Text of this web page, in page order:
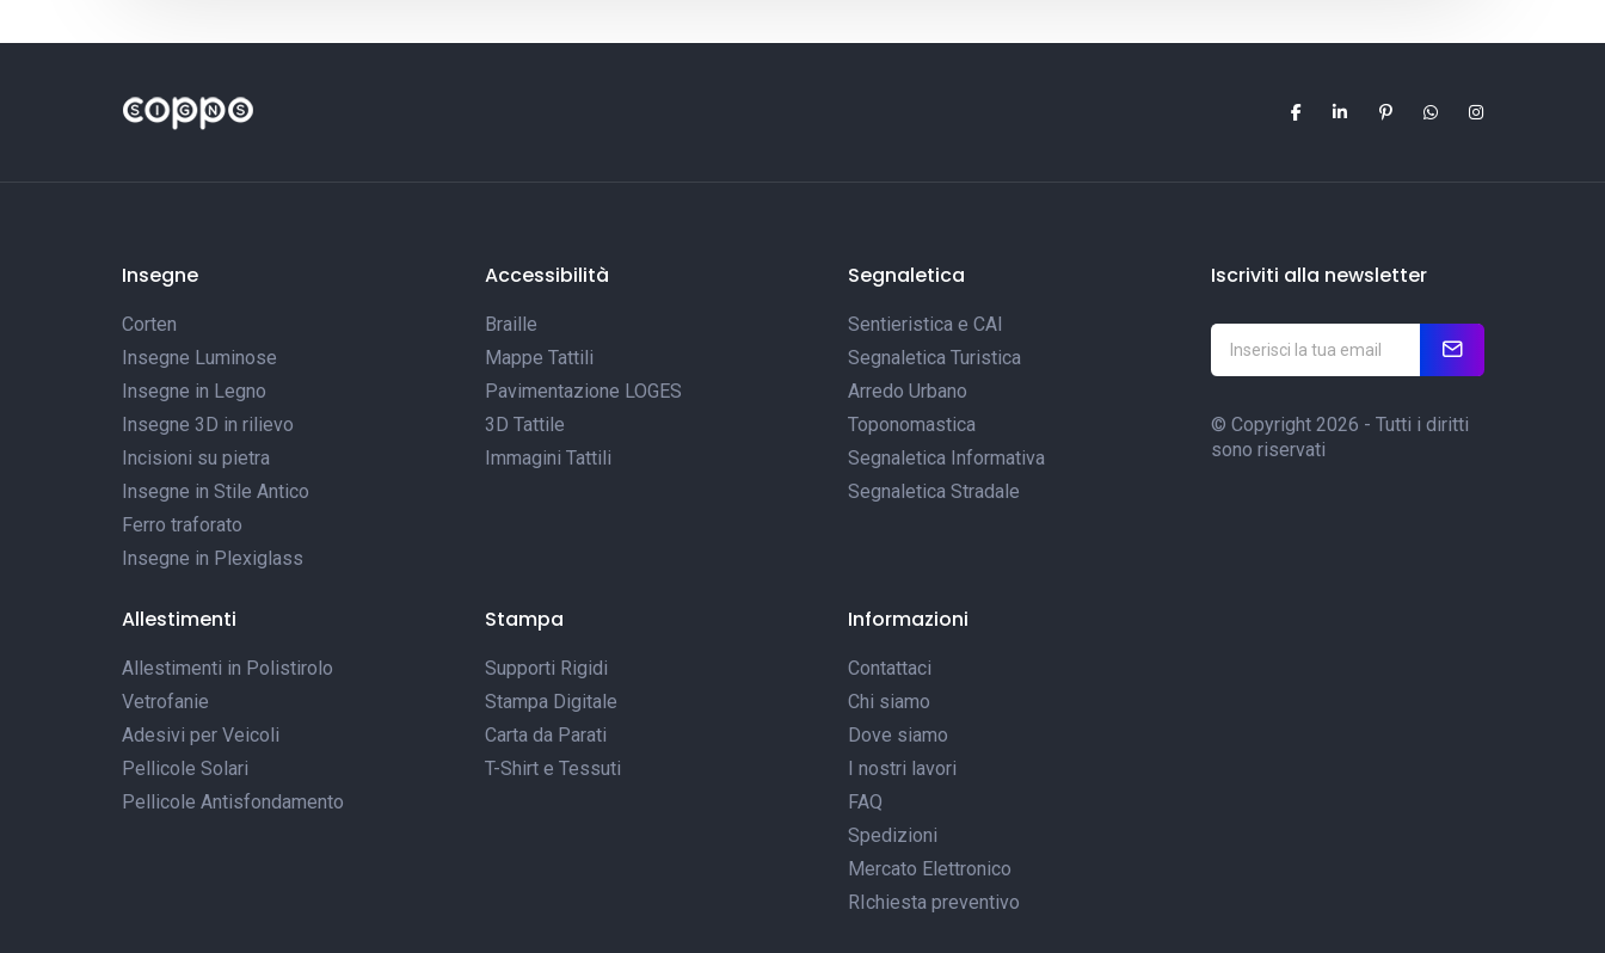
Insegne
Corten
Insegne Luminose
Insegne in Legno
Insegne 3D in rilievo
Incisioni su pietra
Insegne in Stile Antico
Ferro traforato
Insegne in Plexiglass
Accessibilità
Braille
Mappe Tattili
Pavimentazione LOGES
3D Tattile
Immagini Tattili
Segnaletica
Sentieristica e CAI
Segnaletica Turistica
Arredo Urbano
Toponomastica
Segnaletica Informativa
Segnaletica Stradale
Allestimenti
Allestimenti in Polistirolo
Vetrofanie
Adesivi per Veicoli
Pellicole Solari
Pellicole Antisfondamento
Stampa
Supporti Rigidi
Stampa Digitale
Carta da Parati
T-Shirt e Tessuti
Informazioni
Contattaci
Chi siamo
Dove siamo
I nostri lavori
FAQ
Spedizioni
Mercato Elettronico
RIchiesta preventivo
Iscriviti alla newsletter
© Copyright 2026 - Tutti i diritti
sono riservati